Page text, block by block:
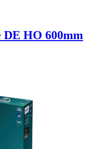
HO 600mm